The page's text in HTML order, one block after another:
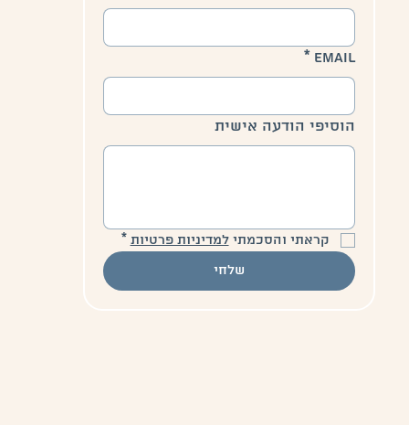
Email
*
הוסיפי הודעה אישית
קראתי והסכמתי למדיניות פרטיות *
שלחי